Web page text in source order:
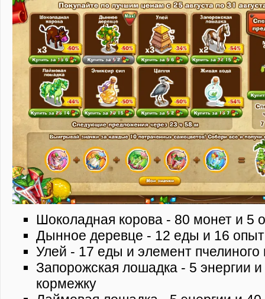
Шоколадная корова - 80 монет и 5
Дынное деревце - 12 еды и 16
Улей - 17 еды и элемент пчелиного
Запорожская лошадка - 5 энергии
кормежку